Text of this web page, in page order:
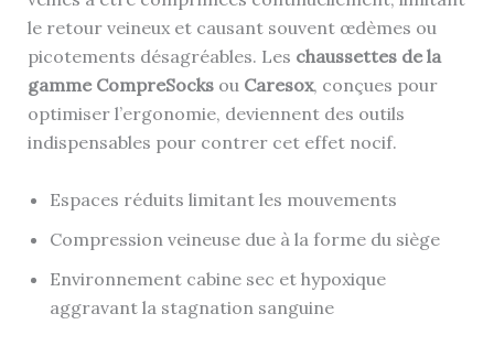
le retour veineux et causant souvent œdèmes ou
picotements désagréables. Les chaussettes de la
gamme CompreSocksou Caresox, conçues pour
optimiser l’ergonomie, deviennent des outils
indispensables pour contrer cet effet nocif.
Espaces réduits limitant les mouvements
Compression veineuse due à la forme du siège
Environnement cabine sec et hypoxique
aggravant la stagnation sanguine